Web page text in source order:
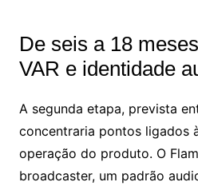
De seis a 18
VAR e identidade
A segunda etapa, prevista
concentraria pontos ligados
operação do produto. O
broadcaster, um padrão